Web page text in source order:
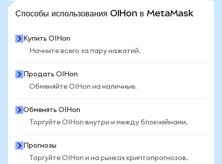
Способы использования OIHon в MetaMask
Купить OIHon
Начните всего за пару нажатий.
Продать OIHon
Обменяйте OIHon на наличные.
Обменять OIHon
Торгуйте OIHon внутри и между блокчейнами.
Прогнозы
Торгуйте OIHon и на рынках криптопрогнозов.